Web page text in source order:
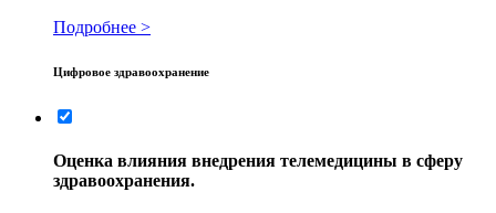
Подробнее >
Цифровое здравоохранение
Оценка влияния внедрения телемедицины в сферу
здравоохранения.